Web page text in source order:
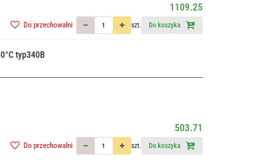
1109.25
szt. Do koszyka
Do przechowalni
typ340B
503.71
szt. Do koszyka
Do przechowalni